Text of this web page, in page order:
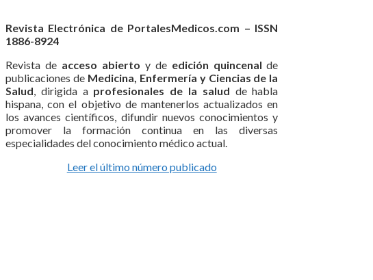
Revista Electrónica de PortalesMedicos.com – ISSN
1886-8924
Revista de acceso abierto y de edición quincenal de
publicaciones de Medicina, Enfermería y Ciencias de la
Salud, dirigida a profesionales de la salud de habla
hispana, con el objetivo de mantenerlos actualizados en
los avances científicos, difundir nuevos conocimientos y
promover la formación continua en las diversas
especialidades del conocimiento médico actual.
Leer el último número publicado